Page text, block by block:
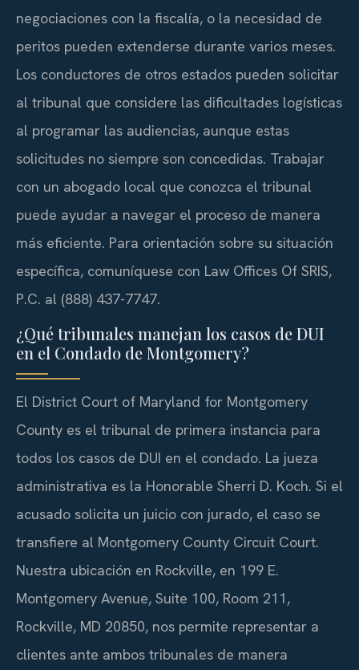
negociaciones con la fiscalía, o la necesidad de
peritos pueden extenderse durante varios meses.
Los conductores de otros estados pueden solicitar
al tribunal que considere las dificultades logísticas
al programar las audiencias, aunque estas
solicitudes no siempre son concedidas. Trabajar
con un abogado local que conozca el tribunal
puede ayudar a navegar el proceso de manera
más eficiente. Para orientación sobre su situación
específica, comuníquese con Law Offices Of SRIS,
P.C. al (888) 437-7747.
¿Qué tribunales manejan los casos de DUI
en el Condado de Montgomery?
El District Court of Maryland for Montgomery
County es el tribunal de primera instancia para
todos los casos de DUI en el condado. La jueza
administrativa es la Honorable Sherri D. Koch. Si el
acusado solicita un juicio con jurado, el caso se
transfiere al Montgomery County Circuit Court.
Nuestra ubicación en Rockville, en 199 E.
Montgomery Avenue, Suite 100, Room 211,
Rockville, MD 20850, nos permite representar a
clientes ante ambos tribunales de manera